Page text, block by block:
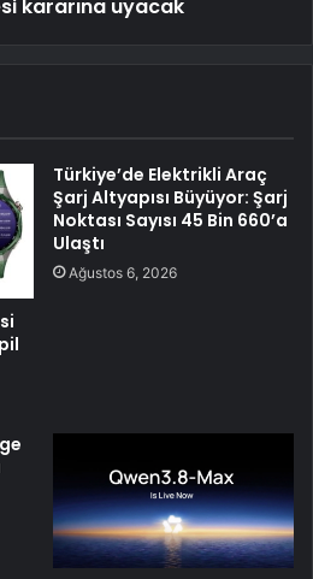
kararına uyacak
Türkiye’de Elektrikli Araç
Şarj Altyapısı Büyüyor: Şarj
Noktası Sayısı 45 Bin 660’a
Ulaştı
Ağustos 6, 2026